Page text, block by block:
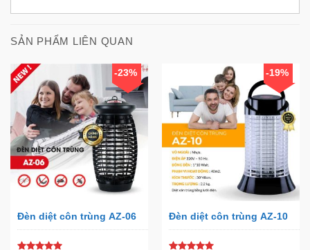
Đèn hoạt động theo cơ chế:
Bóng đèn phát ra ánh sáng tia cực tím thu hút muỗi,
khiến muỗi bay tới đèn, rồi bị lưới điện bên trong đèn
tiêu diệt gọn.
Đây chính là sản phẩm mà gia đình bạn không thể bỏ lỡ
trong dịp hè này. Với kích thước nhỏ gọn, bạn có thể bố
SẢN PHẨM LIÊN QUAN
-23%
Đèn diệt côn trùng AZ-06
-19%
Đèn diệt côn trùng AZ-10